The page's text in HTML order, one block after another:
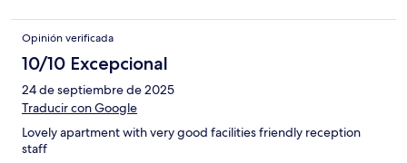
Opinión verificada
10/10 Excepcional
24 de septiembre de 2025
Traducir con Google
Lovely apartment with very good facilities friendly reception
staff